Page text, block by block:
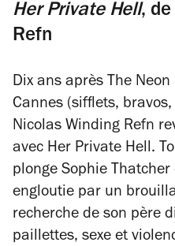
Her Private Hell, de
Refn
Dix ans après The
Cannes (sifflets,
Nicolas Winding Refn
avec Her Private Hell.
plonge Sophie
engloutie par un
recherche de son père
paillettes, sexe et